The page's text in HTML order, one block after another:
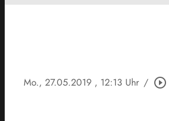
Mo., 27.05.2019 , 12:13 Uhr / play_circle_outline